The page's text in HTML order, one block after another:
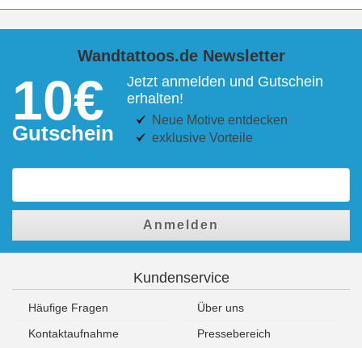
Wandtattoos.de Newsletter
10€
Gutschein
Jetzt anmelden und Gutschein
erhalten!
Neue Motive entdecken
exklusive Vorteile
Anmelden
Kundenservice
Häufige Fragen
Über uns
Kontaktaufnahme
Pressebereich